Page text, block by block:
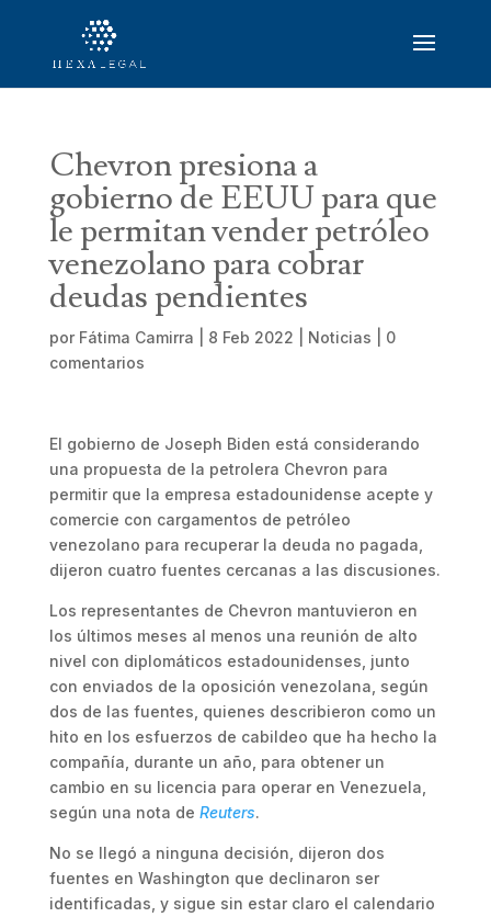
Chevron presiona a
gobierno de EEUU para que
le permitan vender petróleo
venezolano para cobrar
deudas pendientes
por Fátima Camirra 8 Feb 2022 Noticias
0
comentarios
El gobierno de Joseph Biden está considerando
una propuesta de la petrolera Chevron para
permitir que la empresa estadounidense acepte y
comercie con cargamentos de petróleo
venezolano para recuperar la deuda no pagada,
dijeron cuatro fuentes cercanas a las discusiones.
Los representantes de Chevron mantuvieron en
los últimos meses al menos una reunión de alto
nivel con diplomáticos estadounidenses, junto
con enviados de la oposición venezolana, según
dos de las fuentes, quienes describieron como un
hito en los esfuerzos de cabildeo que ha hecho la
compañía, durante un año, para obtener un
cambio en su licencia para operar en Venezuela,
según una nota de Reuters.
No se llegó a ninguna decisión, dijeron dos
fuentes en Washington que declinaron ser
identificadas, y sigue sin estar claro el calendario